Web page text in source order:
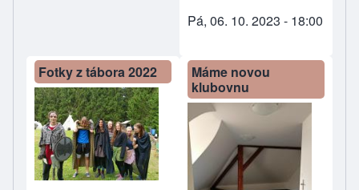
Pá, 06. 10. 2023 - 18:00
Fotky z tábora 2022
Máme novou
klubovnu